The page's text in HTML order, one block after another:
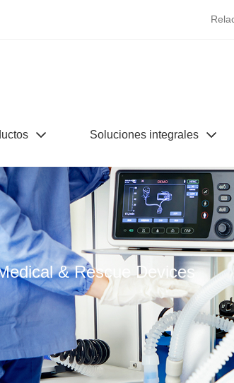
Soluciones integrales
& Rescue Devices